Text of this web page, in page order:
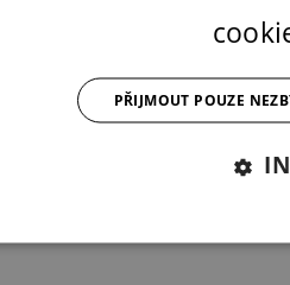
PŘIJMOUT POUZE